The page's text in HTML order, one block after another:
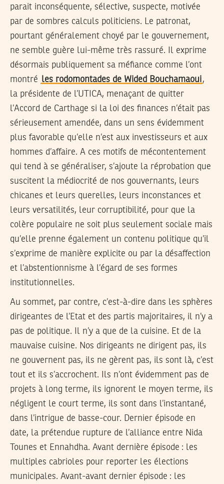
parait inconséquente, sélective, suspecte, motivée
par de sombres calculs politiciens. Le patronat,
pourtant généralement choyé par le gouvernement,
ne semble guère lui-même très rassuré. Il exprime
désormais publiquement sa méfiance comme l’ont
montré les rodomontades de Wided Bouchamaoui,
la présidente de l’UTICA, menaçant de quitter
l’Accord de Carthage si la loi des finances n’était pas
sérieusement amendée, dans un sens évidemment
plus favorable qu’elle n’est aux investisseurs et aux
hommes d’affaire. A ces motifs de mécontentement
qui tend à se généraliser, s’ajoute la réprobation que
suscitent la médiocrité de nos gouvernants, leurs
chicanes et leurs querelles, leurs inconstances et
leurs versatilités, leur corruptibilité, pour que la
colère populaire ne soit plus seulement sociale mais
qu’elle prenne également un contenu politique qu’il
s’exprime de manière explicite ou par la désaffection
et l’abstentionnisme à l’égard de ses formes
institutionnelles.
Au sommet, par contre, c’est-à-dire dans les sphères
dirigeantes de l’Etat et des partis majoritaires, il n’y a
pas de politique. Il n’y a que de la cuisine. Et de la
mauvaise cuisine. Nos dirigeants ne dirigent pas, ils
ne gouvernent pas, ils ne gèrent pas, ils sont là, c’est
tout et ils s’accrochent. Ils n’ont évidemment pas de
projets à long terme, ils ignorent le moyen terme, ils
négligent le court terme, ils sont dans l’instantané,
dans l’intrigue de basse-cour. Dernier épisode en
date, la prétendue rupture de l’alliance entre Nida
Tounes et Ennahdha. Avant dernière épisode : les
multiples cabrioles pour reporter les élections
municipales. Avant-avant dernier épisode : les